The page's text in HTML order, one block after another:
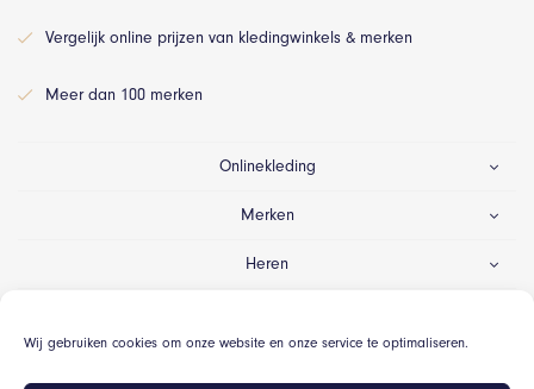
Wij gebruiken cookies om onze website en onze service te optimaliseren.
Vergelijk online prijzen van kledingwinkels & merken
Meer dan 100 merken
Onlinekleding
Merken
Heren